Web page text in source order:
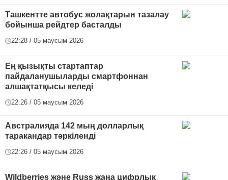
Ташкентте автобус жолақтарын тазалау
бойынша рейдтер басталды
22:28 / 05 маусым 2026
Ең қызықты стартаптар
пайдаланушыларды смартфоннан
алшақтатқысы келеді
22:26 / 05 маусым 2026
Австралияда 142 мың долларлық
таракандар тәркіленді
22:26 / 05 маусым 2026
Wildberries және Russ жаңа цифрлық